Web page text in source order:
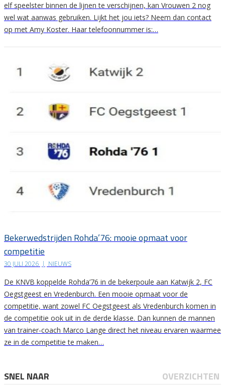
elf speelster binnen de lijnen te verschijnen, kan Vrouwen 2 nog
wel wat aanwas gebruiken. Lijkt het jou iets? Neem dan contact
op met Amy Koster. Haar telefoonnummer is:…
Bekerwedstrijden Rohda’76: mooie opmaat voor
competitie
30 JULI 2026 | NIEUWS
De KNVB koppelde Rohda’76 in de bekerpoule aan Katwijk 2, FC
Oegstgeest en Vredenburch. Een mooie opmaat voor de
competitie, want zowel FC Oegstgeest als Vredenburch komen in
de competitie ook uit in de derde klasse. Dan kunnen de mannen
van trainer-coach Marco Lange direct het niveau ervaren waarmee
ze in de competitie te maken…
SNEL NAAR OVERZICHTEN